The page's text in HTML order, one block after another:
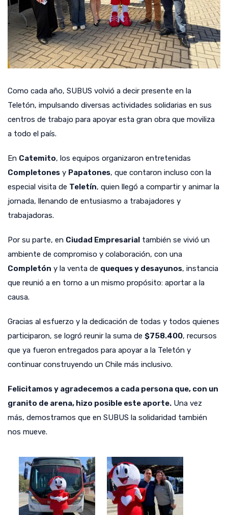
Como cada año, SUBUS volvió a decir presente en la
Teletón, impulsando diversas actividades solidarias en sus
centros de trabajo para apoyar esta gran obra que moviliza
a todo el país.
En Catemito, los equipos organizaron entretenidas
Completones y Papatones, que contaron incluso con la
especial visita de Teletín, quien llegó a compartir y animar la
jornada, llenando de entusiasmo a trabajadores y
trabajadoras.
Por su parte, en Ciudad Empresarial también se vivió un
ambiente de compromiso y colaboración, con una
Completón y la venta de queques y desayunos, instancia
que reunió a en torno a un mismo propósito: aportar a la
causa.
Gracias al esfuerzo y la dedicación de todas y todos quienes
participaron, se logró reunir la suma de $758.400, recursos
que ya fueron entregados para apoyar a la Teletón y
continuar construyendo un Chile más inclusivo.
Felicitamos y agradecemos a cada persona que, con un
granito de arena, hizo posible este aporte. Una vez
más, demostramos que en SUBUS la solidaridad también
nos mueve.